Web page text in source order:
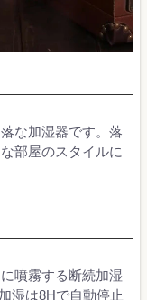
な加湿器です。落
部屋のスタイルに
噴霧する断続加湿
湿は8Hで自動停止